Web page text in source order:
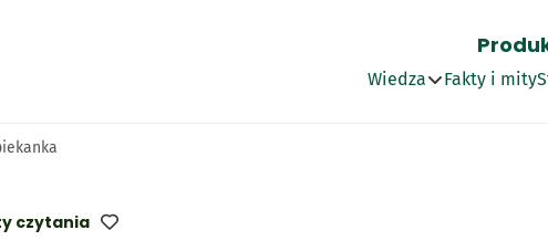
Wiedza Fakty i mity
czytania